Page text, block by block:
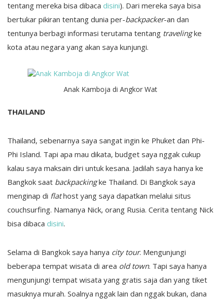
tentang mereka bisa dibaca disini). Dari mereka saya bisa
bertukar pikiran tentang dunia per-backpacker-an dan
tentunya berbagi informasi terutama tentang travelingke
kota atau negara yang akan saya kunjungi.
Anak Kamboja di Angkor Wat
THAILAND
Thailand, sebenarnya saya sangat ingin ke Phuket dan Phi-
Phi Island. Tapi apa mau dikata, budget saya nggak cukup
kalau saya maksain diri untuk kesana. Jadilah saya hanya ke
Bangkok saat backpackingke Thailand. Di Bangkok saya
menginap di flathost yang saya dapatkan melalui situs
couchsurfing. Namanya Nick, orang Rusia. Cerita tentang Nick
bisa dibaca disini.
Selama di Bangkok saya hanya city tour. Mengunjungi
beberapa tempat wisata di area old town. Tapi saya hanya
mengunjungi tempat wisata yang gratis saja dan yang tiket
masuknya murah. Soalnya nggak lain dan nggak bukan, dana